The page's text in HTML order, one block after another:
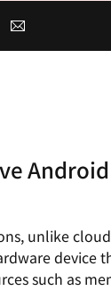
unlike
device
such as